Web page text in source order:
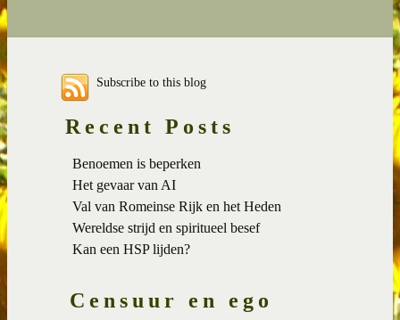
Subscribe to this blog
Recent Posts
Benoemen is beperken
Het gevaar van AI
Val van Romeinse Rijk en het Heden
Wereldse strijd en spiritueel besef
Kan een HSP lijden?
Censuur en ego